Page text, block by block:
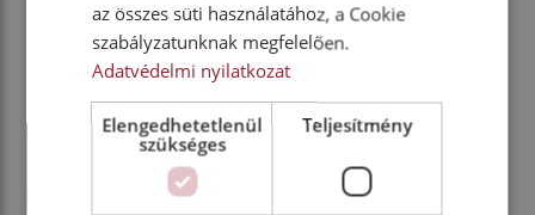
megkönnyíti a hulladékgyűjtő felépítmények
ráépítését. Szintén a felépítményezhetőséget segíti,
hogy új elemekkel bővítették a „felépítmény-
csatlakoztató modulok” (Body Attachment Modules)
kínálatát, és speciális előkészítések könnyítik meg
emelőhátfalas dobozok, segédvázas tartányok vagy
billenőfelépítmények felszerelését.
az összes süti használatához, a Cookie
szabályzatunknak megfelelően.
Adatvédelmi nyilatkozat
Elengedhetetlenül
szükséges
Teljesítmény